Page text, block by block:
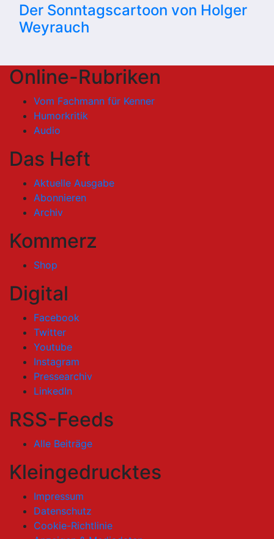
Der Sonntagscartoon von Holger
Weyrauch
Online-Rubriken
Vom Fachmann für Kenner
Humorkritik
Audio
Das Heft
Aktuelle Ausgabe
Abonnieren
Archiv
Kommerz
Shop
Digital
Facebook
Twitter
Youtube
Instagram
Pressearchiv
LinkedIn
RSS-Feeds
Alle Beiträge
Kleingedrucktes
Impressum
Datenschutz
Cookie-Richtlinie